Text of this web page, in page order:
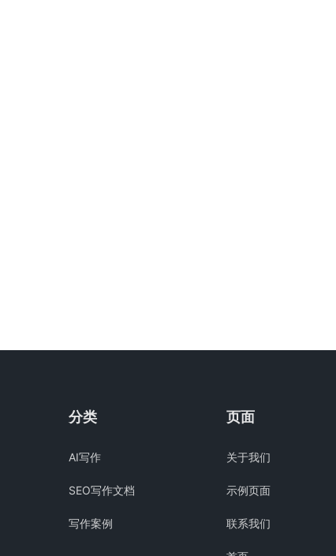
分类
AI写作
SEO写作文档
写作案例
页面
关于我们
示例页面
联系我们